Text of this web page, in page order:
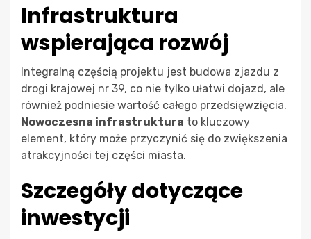
Infrastruktura
wspierająca rozwój
Integralną częścią projektu jest budowa zjazdu z
drogi krajowej nr 39, co nie tylko ułatwi dojazd, ale
również podniesie wartość całego przedsięwzięcia.
Nowoczesna infrastruktura to kluczowy
element, który może przyczynić się do zwiększenia
atrakcyjności tej części miasta.
Szczegóły dotyczące
inwestycji